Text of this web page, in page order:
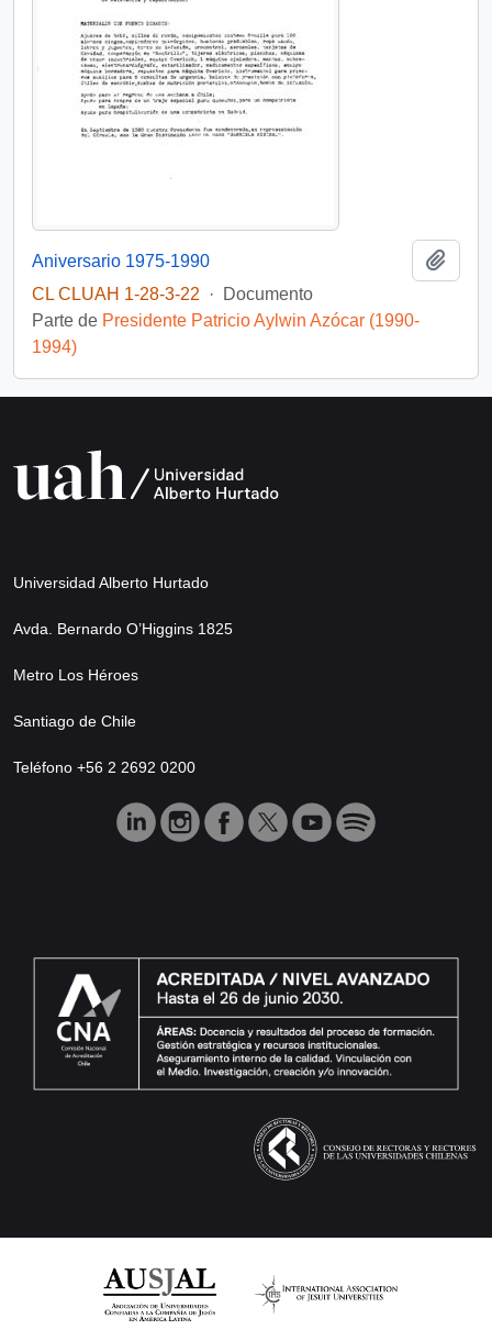
Aniversario 1975-1990
CL CLUAH 1-28-3-22
·
Documento
Parte de Presidente Patricio Aylwin Azócar (1990-
1994)
Universidad Alberto Hurtado
Avda. Bernardo O’Higgins 1825
Metro Los Héroes
Santiago de Chile
Teléfono +56 2 2692 0200